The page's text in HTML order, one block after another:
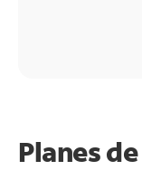
Planes